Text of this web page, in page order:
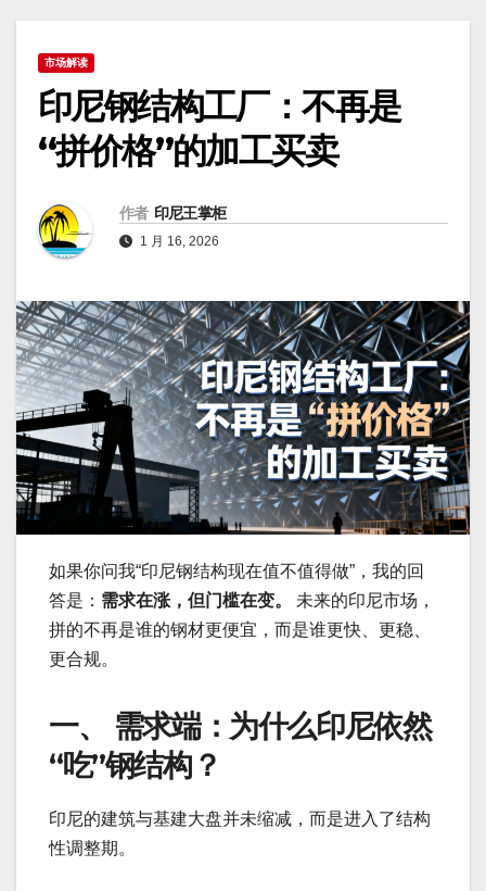
市场解读
印尼钢结构工厂：不再是
“拼价格”的加工买卖
作者 印尼王掌柜
1 月 16, 2026
如果你问我“印尼钢结构现在值不值得做”，我的回
答是： 需求在涨，但门槛在变。
未来的印尼市场，
拼的不再是谁的钢材更便宜，而是谁更快、更稳、
更合规。
一、 需求端：为什么印尼依然
“吃”钢结构？
印尼的建筑与基建大盘并未缩减，而是进入了结构
性调整期。